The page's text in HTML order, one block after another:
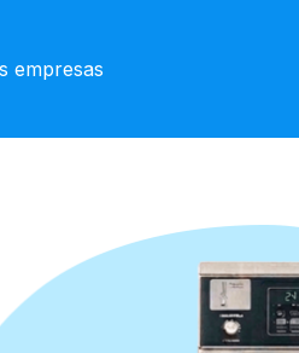
empresas